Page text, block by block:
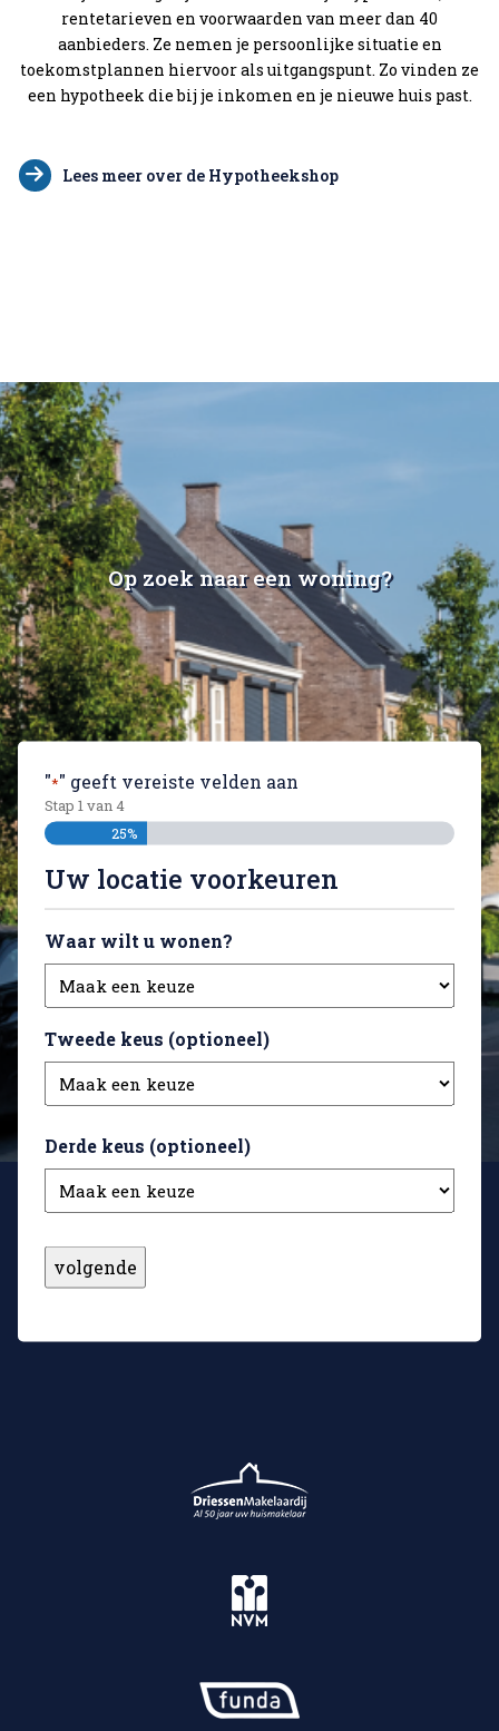
rentetarieven en voorwaarden van meer dan 40
aanbieders. Ze nemen je persoonlijke situatie en
toekomstplannen hiervoor als uitgangspunt. Zo vinden ze
een hypotheek die bij je inkomen en je nieuwe huis past.
Lees meer over de Hypotheekshop
Op zoek naar een woning?
"*" geeft vereiste velden aan
Stap 1van4
25%
Uw locatie voorkeuren
Waar wilt u wonen?
Tweede keus (optioneel)
Derde keus (optioneel)